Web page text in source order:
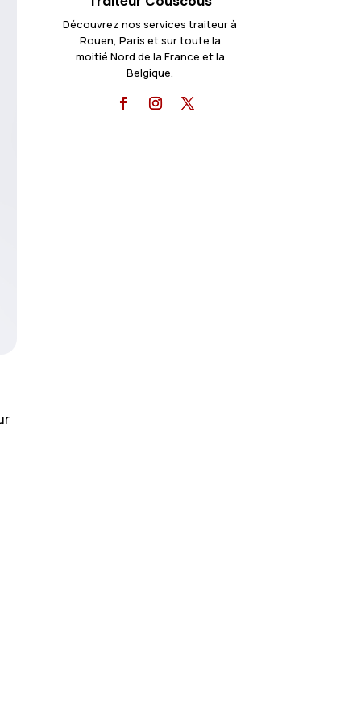
Découvrez nos services traiteur à
Rouen, Paris et sur toute la
moitié Nord de la France et la
Belgique.